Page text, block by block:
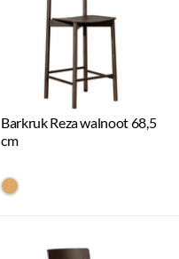
Barkruk Reza walnoot 68,5
cm
#dca96a